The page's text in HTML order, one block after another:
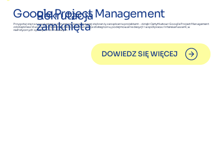
Google Project Management
Przygotuj się na nową karierę w dynamicznie rozwijającej się branży zarządzania projektami - dzięki Certyfikatowi Google Project Management
zdobędziesz kluczowe kompetencje, takie jak komunikacja strategiczna, podejmowanie decyzji i współpraca z interesariuszami, w
realistycznych sytuacjach biznesowych.
DOWIEDZ SIĘ WIĘCEJ
Rekrutacja
zamknięta